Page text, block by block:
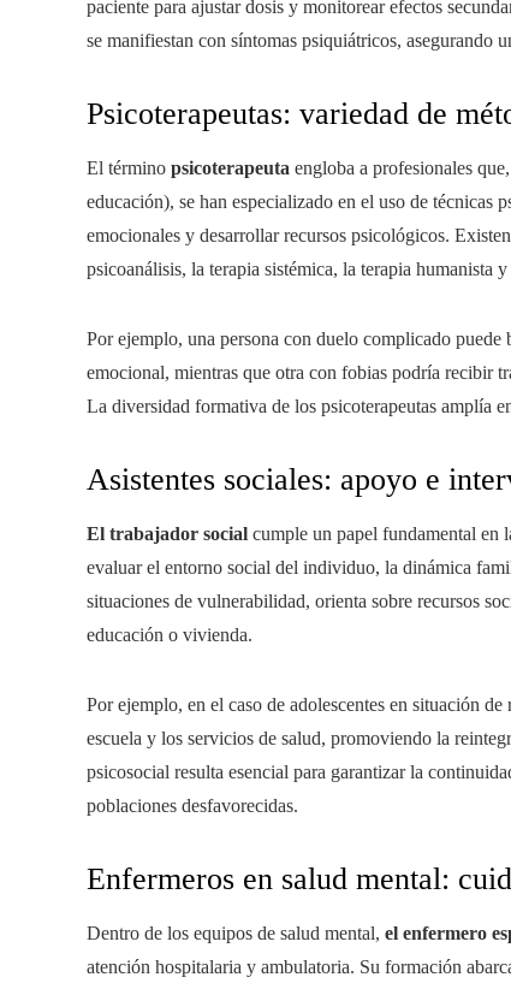
paciente para ajustar dosis y monitorear efectos
se manifiestan con síntomas psiquiátricos, asegurando
Psicoterapeutas: variedad de
El término psicoterapeuta engloba a profesionales
educación), se han especializado en el uso de técnicas
emocionales y desarrollar recursos psicológicos.
psicoanálisis, la terapia sistémica, la terapia humanista
Por ejemplo, una persona con duelo complicado
emocional, mientras que otra con fobias podría recibir
La diversidad formativa de los psicoterapeutas amplía
Asistentes sociales: apoyo e
El trabajador social cumple un papel fundamental en
evaluar el entorno social del individuo, la dinámica
situaciones de vulnerabilidad, orienta sobre recursos
educación o vivienda.
Por ejemplo, en el caso de adolescentes en situación
escuela y los servicios de salud, promoviendo la
psicosocial resulta esencial para garantizar la
poblaciones desfavorecidas.
Enfermeros en salud mental:
Dentro de los equipos de salud mental, el enfermero
atención hospitalaria y ambulatoria. Su formación